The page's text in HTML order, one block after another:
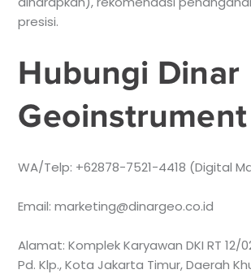
presisi.
Hubungi Dinar
Geoinstrument
WA/Telp: +62878-7521-4418 (Digital
Email: marketing@dinargeo.co.id
Alamat: Komplek Karyawan DKI RT 12/
Pd. Klp., Kota Jakarta Timur, Daerah